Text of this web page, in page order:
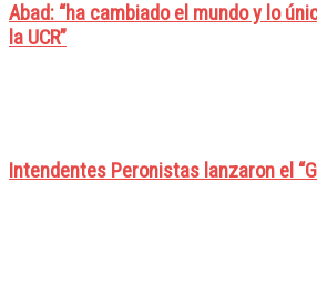
Abad: “ha cambiado el mundo y lo
la UCR”
Intendentes Peronistas lanzaron el